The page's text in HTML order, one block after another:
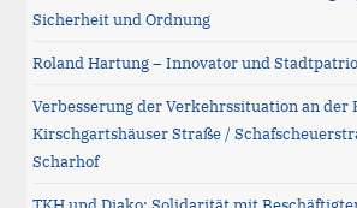
Sicherheit und Ordnung
Roland Hartung – Innovator und
Verbesserung der Verkehrssituation an der
Kirschgartshäuser Straße /
Scharhof